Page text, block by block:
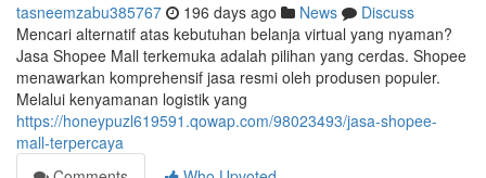
tasneemzabu385767 196 days ago News
Discuss
Mencari alternatif atas kebutuhan belanja virtual yang nyaman?
Jasa Shopee Mall terkemuka adalah pilihan yang cerdas. Shopee
menawarkan komprehensif jasa resmi oleh produsen populer.
Melalui kenyamanan logistik yang
https://honeypuzl619591.qowap.com/98023493/jasa-shopee-
mall-terpercaya